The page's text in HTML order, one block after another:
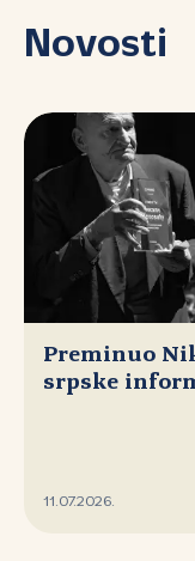
Novosti
Preminuo
srpske
11.07.2026.